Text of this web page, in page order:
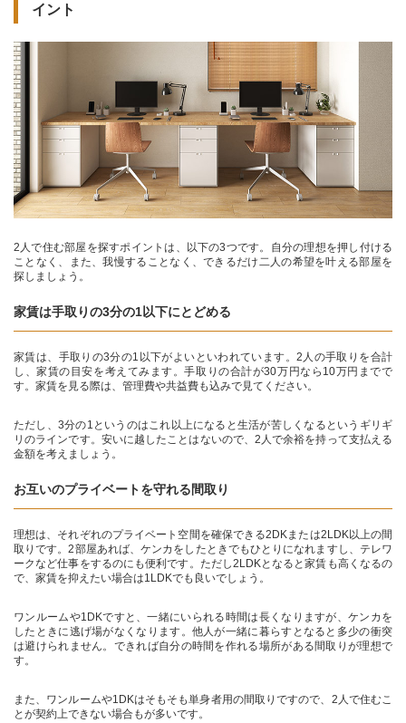
イント
2人で住む部屋を探すポイントは、以下の3つです。自分の理想を押し付ける
ことなく、また、我慢することなく、できるだけ二人の希望を叶える部屋を
探しましょう。
家賃は手取りの3分の1以下にとどめる
家賃は、手取りの3分の1以下がよいといわれています。2人の手取りを合計
し、家賃の目安を考えてみます。手取りの合計が30万円なら10万円までで
す。家賃を見る際は、管理費や共益費も込みで見てください。
ただし、3分の1というのはこれ以上になると生活が苦しくなるというギリギ
リのラインです。安いに越したことはないので、2人で余裕を持って支払える
金額を考えましょう。
お互いのプライベートを守れる間取り
理想は、それぞれのプライベート空間を確保できる2DKまたは2LDK以上の間
取りです。2部屋あれば、ケンカをしたときでもひとりになれますし、テレワ
ークなど仕事をするのにも便利です。ただし2LDKとなると家賃も高くなるの
で、家賃を抑えたい場合は1LDKでも良いでしょう。
ワンルームや1DKですと、一緒にいられる時間は長くなりますが、ケンカを
したときに逃げ場がなくなります。他人が一緒に暮らすとなると多少の衝突
は避けられません。できれば自分の時間を作れる場所がある間取りが理想で
す。
また、ワンルームや1DKはそもそも単身者用の間取りですので、2人で住むこ
とが契約上できない場合もが多いです。